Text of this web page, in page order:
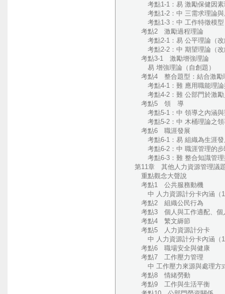
考點1-1：易 激勵保健因素
考點1-2：中 三需求理論與
考點1-3：中 工作特徵模型
考點2 激勵過程理論
考點2-1：易 公平理論（改
考點2-2：中 期望理論（改
考點3-1 激勵增強理論
易 增強理論（自創題）
考點4 整合題型：結合激勵
考點4-1：難 應用職能理論與
考點4-2：難 公部門於激勵
考點5 領 導
考點5-1：中 領導之內涵與
考點5-2：中 木桶理論之領
考點6 職涯發展
考點6-1：易 組織為生涯發展
考點6-2：中 職涯管理的步
考點6-3：難 整合知識管理與
第11章 其他人力資源管理議
重點觀念大聲說
考點1 公共服務動機
中 人力資源計分卡內涵（
考點2 組織公民行為
考點3 個人與工作適配、個
考點4 繁文縟節
考點5 人力資源計分卡
中 人力資源計分卡內涵（
考點6 職場安全與健康
考點7 工作壓力管理
中 工作壓力來源與處理方式
考點8 情緒勞動
考點9 工作與生活平衡